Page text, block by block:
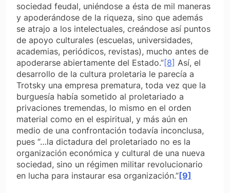
sociedad feudal, uniéndose a ésta de mil maneras
y apoderándose de la riqueza, sino que además
se atrajo a los intelectuales, creándose así puntos
de apoyo culturales (escuelas, universidades,
academias, periódicos, revistas), mucho antes de
apoderarse abiertamente del Estado.”[8] Así, el
desarrollo de la cultura proletaria le parecía a
Trotsky una empresa prematura, toda vez que la
burguesía había sometido al proletariado a
privaciones tremendas, lo mismo en el orden
material como en el espiritual, y más aún en
medio de una confrontación todavía inconclusa,
pues “…la dictadura del proletariado no es la
organización económica y cultural de una nueva
sociedad, sino un régimen militar revolucionario
en lucha para instaurar esa organización.”[9]